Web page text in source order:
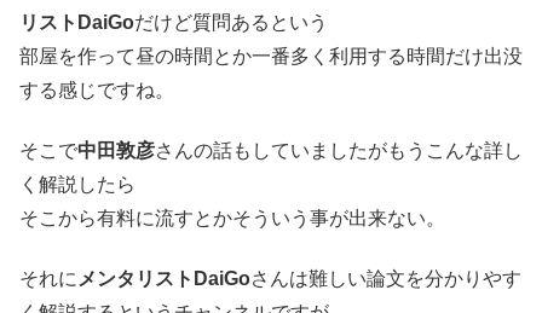
リストDaiGoだけど質問あるという
部屋を作って昼の時間とか一番多く利用する時間だけ出没
する感じですね。
そこで中田敦彦さんの話もしていましたがもうこんな詳し
く解説したら
そこから有料に流すとかそういう事が出来ない。
それに メンタリストDaiGoさんは難しい論文を分かりやす